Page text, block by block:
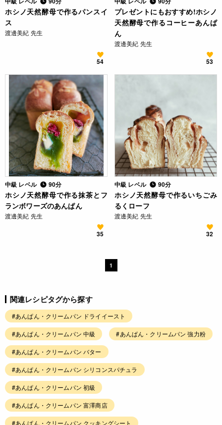
ホシノ天然酵母で作るパンスイ
ス
渡邊美紀 先生
54
プレゼントにもおすすめ!ホシノ
天然酵母で作るコーヒーあんぱ
ん
渡邊美紀 先生
53
中級 レベル 90分
ホシノ天然酵母で作る抹茶とフ
ランボワーズのあんぱん
渡邊美紀 先生
35
中級 レベル 90分
ホシノ天然酵母で作るいちごみ
るくローフ
渡邊美紀 先生
32
1
関連レシピタグから探す
#あんぱん・クリームパン ドライイースト
#あんぱん・クリームパン 中級 #あんぱん・クリームパン 強力粉
#あんぱん・クリームパン バター
#あんぱん・クリームパン シリコンスパチュラ
#あんぱん・クリームパン 初級
#あんぱん・クリームパン 富澤商店
#あんぱん・クリームパン クッキングシート